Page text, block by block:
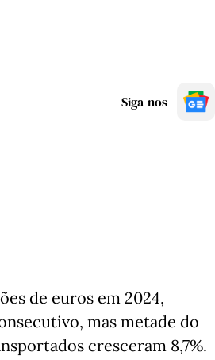
Siga-nos
de euros em 2024,
mas metade do
cresceram 8,7%.